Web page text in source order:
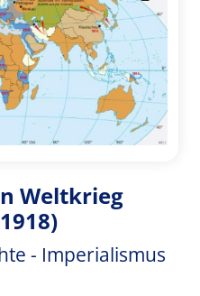
Weltkrieg
- Imperialismus